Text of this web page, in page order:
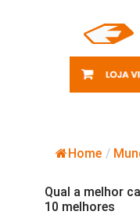
Home /
Qual a melhor
10 melhores